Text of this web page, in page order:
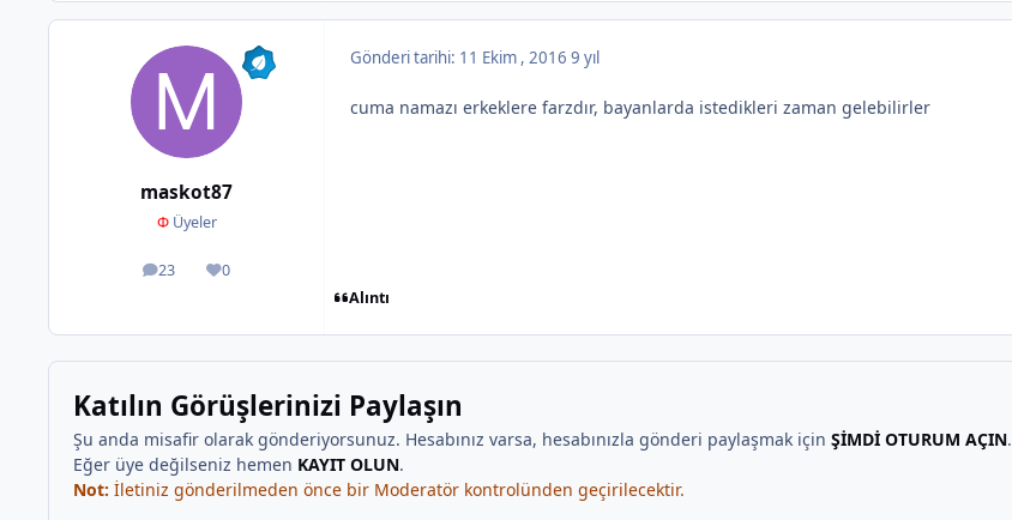
maskot87
ΦÜyeler
23
ileti 0
İtibar
Gönderi tarihi: 11 Ekim , 2016 9 yıl
cuma namazı erkeklere farzdır, bayanlarda istedikleri zaman gelebilirler
Alıntı
Katılın Görüşlerinizi Paylaşın
Şu anda misafir olarak gönderiyorsunuz. Hesabınız varsa, hesabınızla gönderi paylaşmak için ŞİMDİ OTURUM AÇIN.
Eğer üye değilseniz hemen KAYIT OLUN.
Not: İletiniz gönderilmeden önce bir Moderatör kontrolünden geçirilecektir.